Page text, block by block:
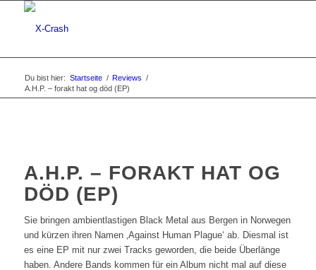
Du bist hier: Startseite / Reviews /
A.H.P. – forakt hat og död (EP)
A.H.P. – FORAKT HAT OG
DÖD (EP)
Sie bringen ambientlastigen Black Metal aus Bergen in Norwegen
und kürzen ihren Namen ‚Against Human Plague‘ ab. Diesmal ist
es eine EP mit nur zwei Tracks geworden, die beide Überlänge
haben. Andere Bands kommen für ein Album nicht mal auf diese